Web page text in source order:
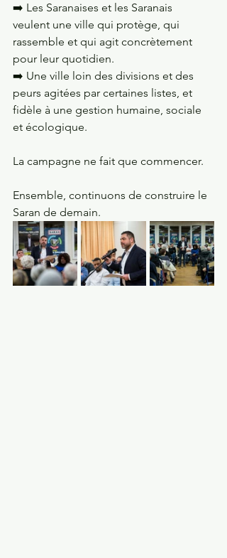
➡️ Les Saranaises et les Saranais
veulent une ville qui protège, qui
rassemble et qui agit concrètement
pour leur quotidien.
➡️ Une ville loin des divisions et des
peurs agitées par certaines listes, et
fidèle à une gestion humaine, sociale
et écologique.
La campagne ne fait que commencer.
Ensemble, continuons de construire le
Saran de demain.